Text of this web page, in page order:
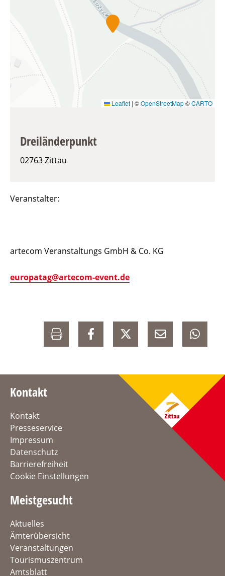
Leaflet | ©OpenStreetMap©CARTO
Dreiländerpunkt
02763 Zittau
Veranstalter:
artecom Veranstaltungs GmbH & Co. KG
europatag@artecom-event.de
Kontakt
Kontakt
Presseservice
Impressum
Datenschutz
Barrierefreiheit
Cookie Einstellungen
Meistgesucht
Aktuelles
Ämterübersicht
Veranstaltungen
Tourismuszentrum
Amtsblatt